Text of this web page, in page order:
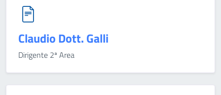
Claudio Dott. Galli
Dirigente 2ª Area